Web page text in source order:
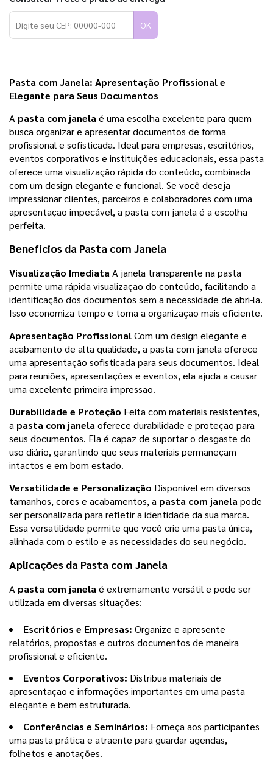
OK
Pasta com Janela: Apresentação Profissional e
Elegante para Seus Documentos
A pasta com janela é uma escolha excelente para quem
busca organizar e apresentar documentos de forma
profissional e sofisticada. Ideal para empresas, escritórios,
eventos corporativos e instituições educacionais, essa pasta
oferece uma visualização rápida do conteúdo, combinada
com um design elegante e funcional. Se você deseja
impressionar clientes, parceiros e colaboradores com uma
apresentação impecável, a pasta com janela é a escolha
perfeita.
Benefícios da Pasta com Janela
Visualização Imediata A janela transparente na pasta
permite uma rápida visualização do conteúdo, facilitando a
identificação dos documentos sem a necessidade de abri-la.
Isso economiza tempo e torna a organização mais eficiente.
Apresentação ProfissionalCom um design elegante e
acabamento de alta qualidade, a pasta com janela oferece
uma apresentação sofisticada para seus documentos. Ideal
para reuniões, apresentações e eventos, ela ajuda a causar
uma excelente primeira impressão.
Durabilidade e Proteção Feita com materiais resistentes,
a pasta com janela oferece durabilidade e proteção para
seus documentos. Ela é capaz de suportar o desgaste do
uso diário, garantindo que seus materiais permaneçam
intactos e em bom estado.
Versatilidade e Personalização Disponível em diversos
tamanhos, cores e acabamentos, a pasta com janela pode
ser personalizada para refletir a identidade da sua marca.
Essa versatilidade permite que você crie uma pasta única,
alinhada com o estilo e as necessidades do seu negócio.
Aplicações da Pasta com Janela
A pasta com janela é extremamente versátil e pode ser
utilizada em diversas situações:
Escritórios e Empresas: Organize e apresente
relatórios, propostas e outros documentos de maneira
profissional e eficiente.
Eventos Corporativos: Distribua materiais de
apresentação e informações importantes em uma pasta
elegante e bem estruturada.
Conferências e Seminários: Forneça aos participantes
uma pasta prática e atraente para guardar agendas,
folhetos e anotações.